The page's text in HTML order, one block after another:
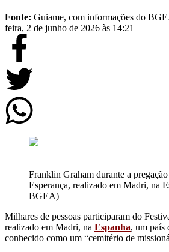
Fonte: Guiame, com informações do
feira, 2 de junho de 2026 às 14:21
Franklin Graham durante a
Esperança, realizado em Madri, na
BGEA)
Milhares de pessoas participaram do
realizado em Madri, na Espanha, um país
conhecido como um “cemitério de